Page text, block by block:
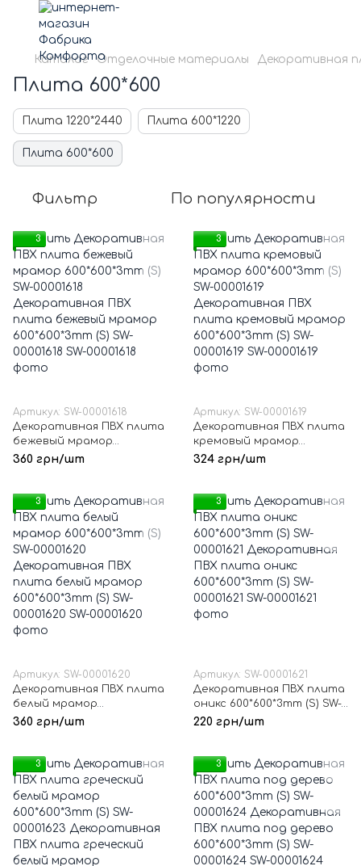
Каталог Отделочные материалы Декоративная
Плита 600*600
Плита 1220*2440 Плита 600*1220
Плита 600*600
Фильтр По популярности
3
Артикул: SW-00001618
Декоративная ПВХ плита
бежевый мрамор
600*600*3mm (S) SW-
360 грн/шт
3
Артикул: SW-00001619
Декоративная ПВХ плита
кремовый мрамор
600*600*3mm (S) SW-
324 грн/шт
3
Артикул: SW-00001620
Декоративная ПВХ плита
белый мрамор
600*600*3mm (S) SW-
360 грн/шт
3
Артикул: SW-00001621
Декоративная ПВХ плита
оникс 600*600*3mm (S) SW-
00001621
220 грн/шт
3 3